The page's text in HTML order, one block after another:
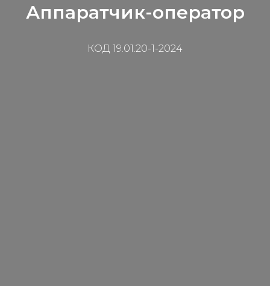
Аппаратчик-оператор
КОД 19.01.20-1-2024